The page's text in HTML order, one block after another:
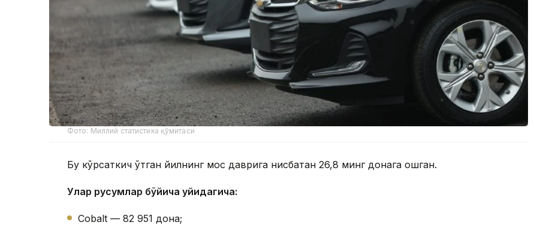
Фото: Миллий статистика қўмитаси
Бу кўрсаткич ўтган йилнинг мос даврига нисбатан 26,8 минг донага ошган.
Улар русумлар бўйича қуйидагича:
Cobalt — 82 951 дона;